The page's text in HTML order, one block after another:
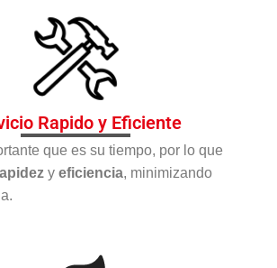
Rapido y Eficiente
que es su tiempo, por lo que
y eficiencia, minimizando